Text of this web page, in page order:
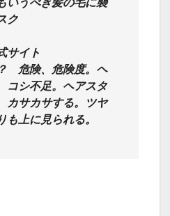
いうべき髪の毛に襲
ク
サイト
危険、危険度。ヘ
コシ不足。ヘアスタ
カサカサする。ツヤ
も上に見られる。